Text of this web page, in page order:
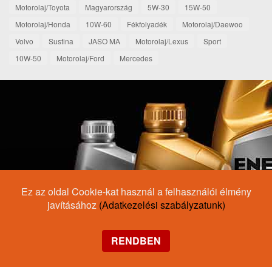
Motorolaj/Toyota
Magyarország 5W-30
15W-50
Motorolaj/Honda
10W-60 Fékfolyadék
Motorolaj/Daewoo
Volvo
Sustina JASO MA Motorolaj/Lexus
Sport
10W-50
Motorolaj/Ford Mercedes
Ez az oldal Cookie-kat használ a felhasználói élmény
javításához (Adatkezelési szabályzatunk)
RENDBEN